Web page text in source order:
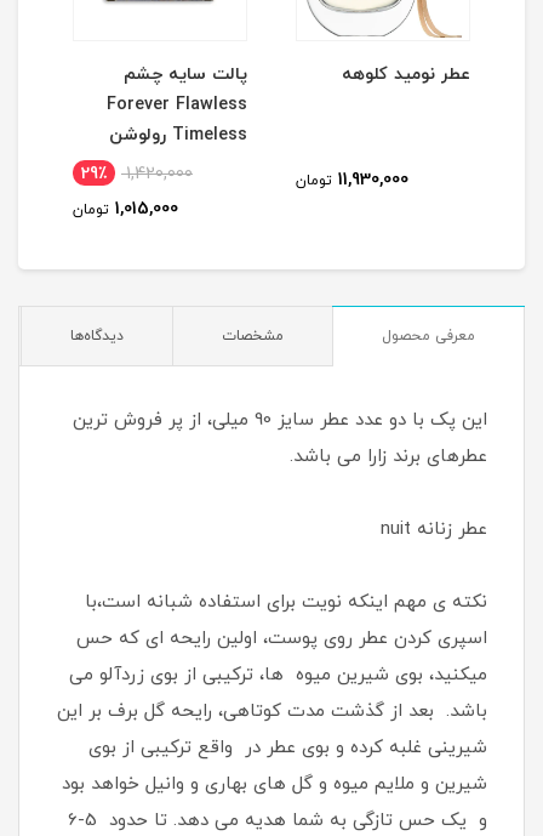
عطر نومید کلوهه
11,930,000 تومان
پالت سایه چشم
Forever Flawless
Timeless رولوشن
1,420,000 29٪
1,015,000 تومان
معرفی محصول مشخصات دیدگاه‌ها
این پک با دو عدد عطر سایز 90 میلی، از پر فروش ترین
عطرهای برند زارا می باشد.
عطر زنانه nuit
نکته ی مهم اینکه نویت برای استفاده شبانه است،با
اسپری کردن عطر روی پوست، اولین رایحه ای که حس
میکنید، بوی شیرین میوه ها، ترکیبی از بوی زردآلو می
باشد. بعد از گذشت مدت کوتاهی، رایحه گل برف بر این
شیرینی غلبه کرده و بوی عطر در واقع ترکیبی از بوی
شیرین و ملایم میوه و گل های بهاری و وانیل خواهد بود
و یک حس تازگی به شما هدیه می دهد. تا حدود 5-6